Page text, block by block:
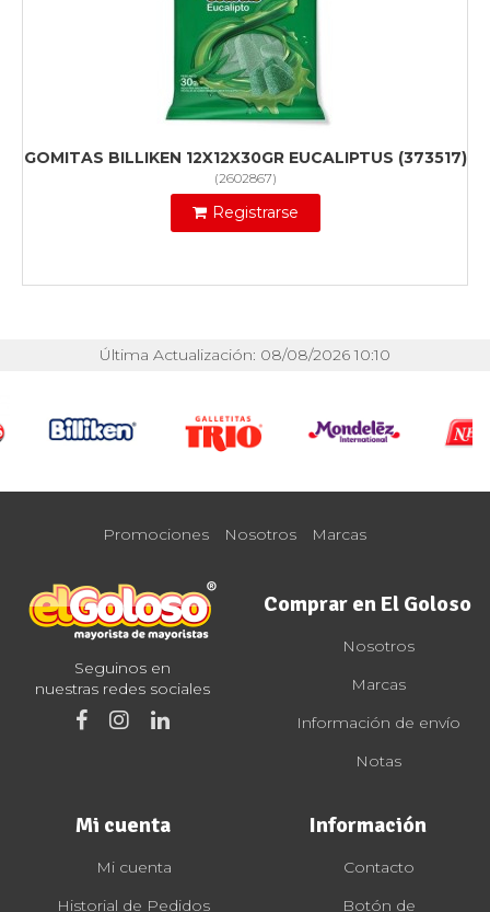
GOMITAS BILLIKEN 12X12X30GR EUCALIPTUS (373517)
(2602867)
Registrarse
Última Actualización: 08/08/2026 10:10
Promociones Nosotros Marcas
Seguinos en
nuestras redes sociales
Comprar en El Goloso
Nosotros
Marcas
Información de envío
Notas
Mi cuenta
Mi cuenta
Historial de Pedidos
Información
Contacto
Botón de